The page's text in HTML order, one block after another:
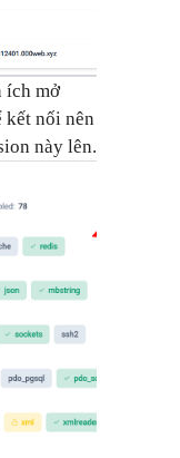
ích mở
kết nối nên
này lên.